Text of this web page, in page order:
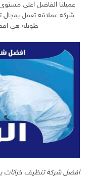
عميلنا الفاضل اعلى
شركه عملاقه تعمل
طويله هي
افضل شركة تنظيف خزانات